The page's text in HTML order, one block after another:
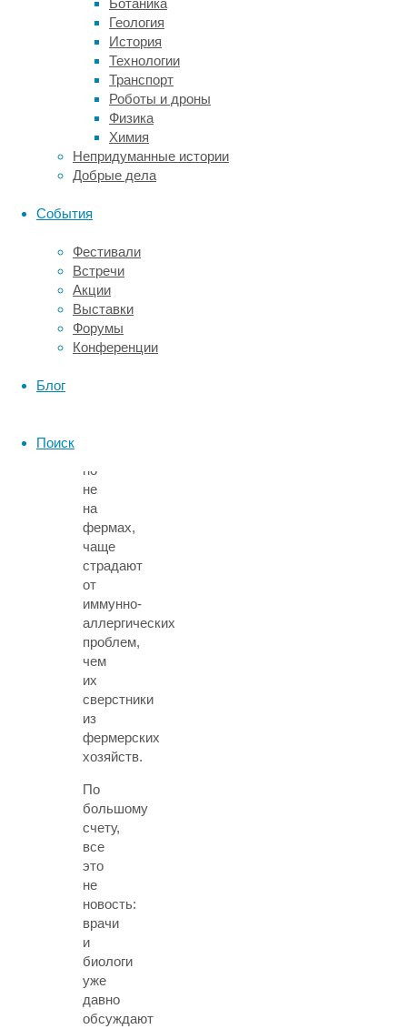
Ботаника
Геология
История
Технологии
Транспорт
Роботы и дроны
Физика
Химия
Непридуманные истории
Добрые дела
События
Фестивали
Встречи
Акции
Выставки
Форумы
Конференции
Блог
Поиск
на
фермах,
намного
реже
страдают
от
аллергий
астмы,
чем
которые
в
городах.
Более
того,
даже
те
но
не
на
фермах,
чаще
страдают
от
иммунно-
аллергических
проблем,
чем
их
сверстники
из
фермерских
хозяйств.
По
большому
счету,
все
это
не
новость:
врачи
и
биологи
уже
давно
обсуждают